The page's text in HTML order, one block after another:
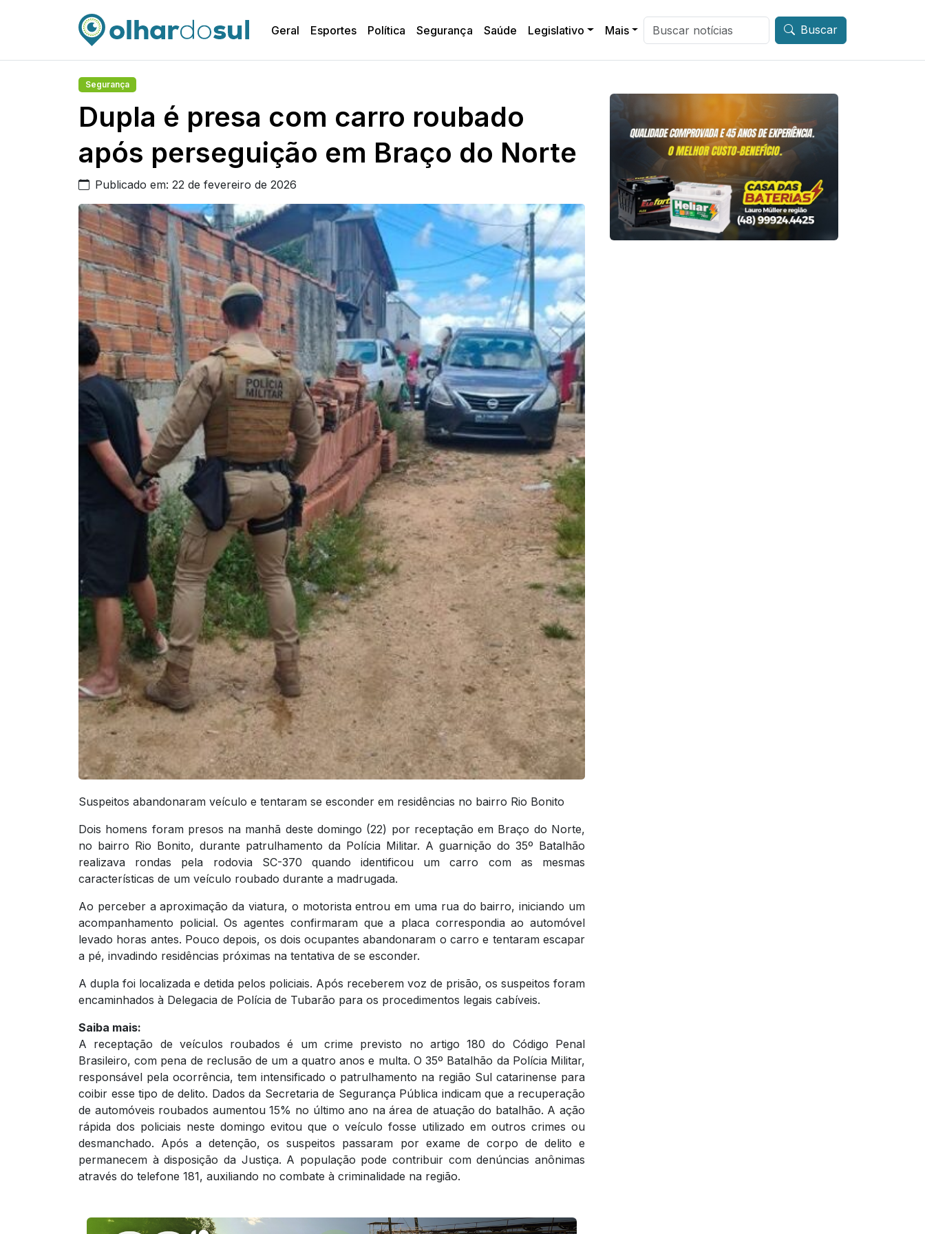
Geral Esportes Política Segurança Saúde Legislativo Mais Buscar
Segurança
Dupla é presa com carro roubado
após perseguição em Braço do Norte
Publicado em: 22 de fevereiro de 2026
Suspeitos abandonaram veículo e tentaram se esconder em residências no bairro Rio Bonito
Dois homens foram presos na manhã deste domingo (22) por receptação em Braço do Norte,
no bairro Rio Bonito, durante patrulhamento da Polícia Militar. A guarnição do 35º Batalhão
realizava rondas pela rodovia SC-370 quando identificou um carro com as mesmas
características de um veículo roubado durante a madrugada.
Ao perceber a aproximação da viatura, o motorista entrou em uma rua do bairro, iniciando um
acompanhamento policial. Os agentes confirmaram que a placa correspondia ao automóvel
levado horas antes. Pouco depois, os dois ocupantes abandonaram o carro e tentaram escapar
a pé, invadindo residências próximas na tentativa de se esconder.
A dupla foi localizada e detida pelos policiais. Após receberem voz de prisão, os suspeitos foram
encaminhados à Delegacia de Polícia de Tubarão para os procedimentos legais cabíveis.
Saiba mais:
A receptação de veículos roubados é um crime previsto no artigo 180 do Código Penal
Brasileiro, com pena de reclusão de um a quatro anos e multa. O 35º Batalhão da Polícia Militar,
responsável pela ocorrência, tem intensificado o patrulhamento na região Sul catarinense para
coibir esse tipo de delito. Dados da Secretaria de Segurança Pública indicam que a recuperação
de automóveis roubados aumentou 15% no último ano na área de atuação do batalhão. A ação
rápida dos policiais neste domingo evitou que o veículo fosse utilizado em outros crimes ou
desmanchado. Após a detenção, os suspeitos passaram por exame de corpo de delito e
permanecem à disposição da Justiça. A população pode contribuir com denúncias anônimas
através do telefone 181, auxiliando no combate à criminalidade na região.